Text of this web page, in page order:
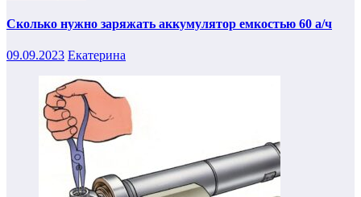
Сколько нужно заряжать аккумулятор емкостью 60 а/ч
09.09.2023 Екатерина